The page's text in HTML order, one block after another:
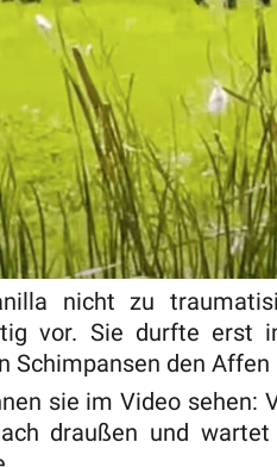
nicht zu
vor. Sie durfte erst
Schimpansen den
sie im Video sehen:
draußen und